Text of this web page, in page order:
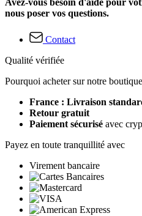
nous poser vos questions.
Contact
Qualité vérifiée
Pourquoi acheter sur notre
France : Livraison
Retour gratuit
Paiement sécurisé avec
Payez en toute tranquillité avec
Virement bancaire